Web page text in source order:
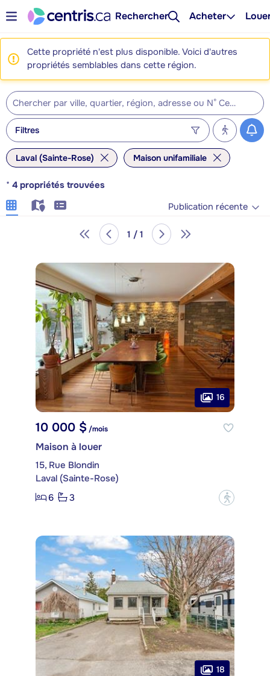
Rechercher Acheter
Cette propriété n'est plus disponible. Voici d'autres
propriétés semblables dans cette région.
Filtres
Laval (Sainte-Rose) Maison unifamiliale
* 4 propriétés trouvées
Publication récente
1 / 1
16
10 000 $ /mois
Maison à louer
15, Rue Blondin
Laval (Sainte-Rose)
6
3 ?
18